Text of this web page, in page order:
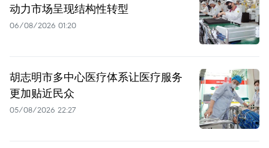
动力市场呈现结构性转型
06/08/2026 01:20
胡志明市多中心医疗体系让医疗服务
更加贴近民众
05/08/2026 22:27